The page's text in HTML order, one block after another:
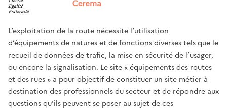
L’exploitation de la route nécessite l’utilisation
d’équipements de natures et de fonctions diverses tels que le
recueil de données de trafic, la mise en sécurité de l’usager,
ou encore la signalisation. Le site « équipements des routes
et des rues » a pour objectif de constituer un site métier à
destination des professionnels du secteur et de répondre aux
questions qu’ils peuvent se poser au sujet de ces